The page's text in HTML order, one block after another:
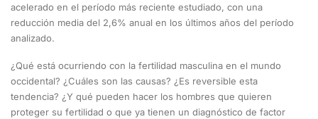
acelerado en el período más reciente estudiado, con una
reducción media del 2,6% anual en los últimos años del período
analizado.
¿Qué está ocurriendo con la fertilidad masculina en el mundo
occidental? ¿Cuáles son las causas? ¿Es reversible esta
tendencia? ¿Y qué pueden hacer los hombres que quieren
proteger su fertilidad o que ya tienen un diagnóstico de factor